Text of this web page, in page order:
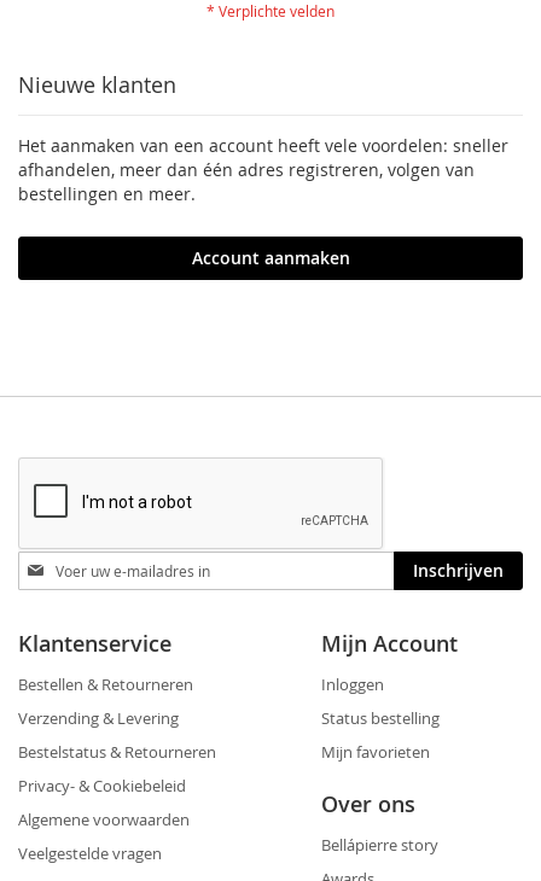
Nieuwe klanten
Het aanmaken van een account heeft vele voordelen: sneller
afhandelen, meer dan één adres registreren, volgen van
bestellingen en meer.
Account aanmaken
Blijf
op
hoogte
Inschrijven
Klantenservice
Bestellen & Retourneren
Verzending & Levering
Bestelstatus & Retourneren
Privacy- & Cookiebeleid
Algemene voorwaarden
Veelgestelde vragen
Mijn Account
Inloggen
Status bestelling
Mijn favorieten
Over ons
Bellápierre story